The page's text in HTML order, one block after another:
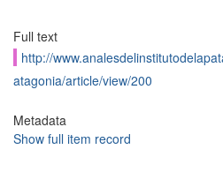
Full text
http://
atagonia/article/view/200
Metadata
Show full item record